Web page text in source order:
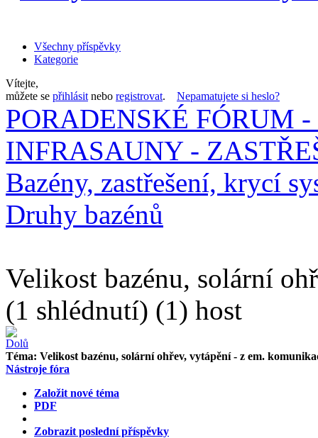
Všechny příspěvky
Kategorie
Vítejte,
můžete se přihlásit nebo registrovat. Nepamatujete si heslo?
PORADENSKÉ FÓRUM
INFRASAUNY -
Bazény, zastřešení, krycí
Druhy bazénů
Velikost bazénu, solární
(1 shlédnutí) (1) host
Téma: Velikost bazénu, solární ohřev, vytápění - z em.
Nástroje fóra
Založit nové téma
PDF
Zobrazit poslední příspěvky